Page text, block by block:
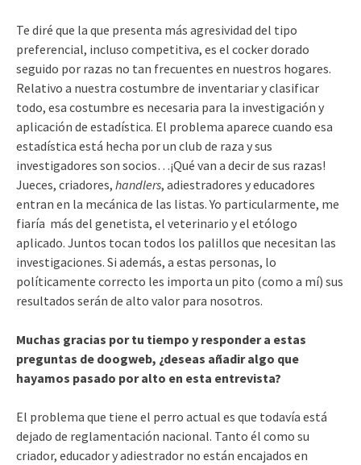
Te diré que la que presenta más agresividad del tipo
preferencial, incluso competitiva, es el cocker dorado
seguido por razas no tan frecuentes en nuestros hogares.
Relativo a nuestra costumbre de inventariar y clasificar
todo, esa costumbre es necesaria para la investigación y
aplicación de estadística. El problema aparece cuando esa
estadística está hecha por un club de raza y sus
investigadores son socios…¡Qué van a decir de sus razas!
Jueces, criadores, handlers, adiestradores y educadores
entran en la mecánica de las listas. Yo particularmente, me
fiaría más del genetista, el veterinario y el etólogo
aplicado. Juntos tocan todos los palillos que necesitan las
investigaciones. Si además, a estas personas, lo
políticamente correcto les importa un pito (como a mí) sus
resultados serán de alto valor para nosotros.
Muchas gracias por tu tiempo y responder a estas
preguntas de doogweb, ¿deseas añadir algo que
hayamos pasado por alto en esta entrevista?
El problema que tiene el perro actual es que todavía está
dejado de reglamentación nacional. Tanto él como su
criador, educador y adiestrador no están encajados en